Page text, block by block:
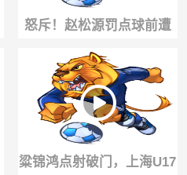
怒斥！赵松源罚点球前遭
河床球员们各种骚扰😡
粱锦鸿点射破门，上海U17